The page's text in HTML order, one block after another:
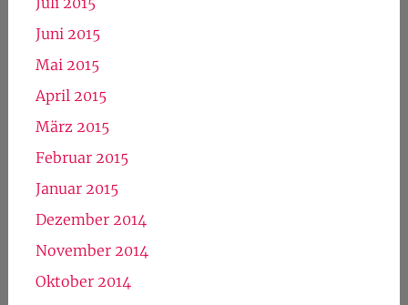
Februar 2016
Januar 2016
Dezember 2015
November 2015
Oktober 2015
September 2015
August 2015
Juli 2015
Juni 2015
Mai 2015